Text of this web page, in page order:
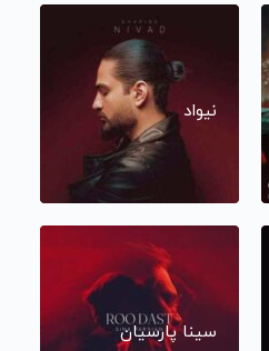
نیواد
سینا پارسیان